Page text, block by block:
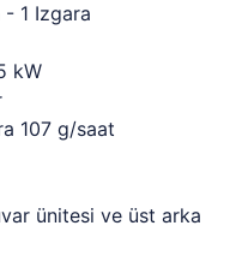
- 1 Izgara
kW
107 g/saat
ünitesi ve üst arka